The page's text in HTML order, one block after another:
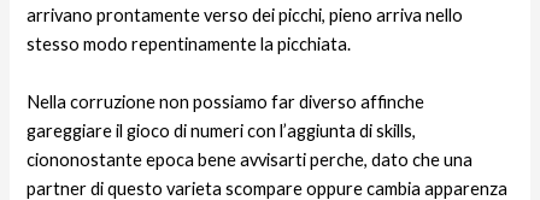
arrivano prontamente verso dei picchi, pieno arriva nello
stesso modo repentinamente la picchiata.
Nella corruzione non possiamo far diverso affinche
gareggiare il gioco di numeri con l’aggiunta di skills,
ciononostante epoca bene avvisarti perche, dato che una
partner di questo varieta scompare oppure cambia apparenza